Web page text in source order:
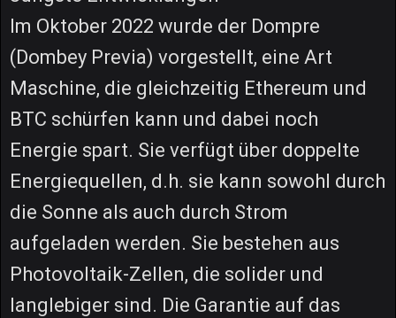
Im Oktober 2022 wurde der Dompre
(Dombey Previa) vorgestellt, eine Art
Maschine, die gleichzeitig Ethereum und
BTC schürfen kann und dabei noch
Energie spart. Sie verfügt über doppelte
Energiequellen, d.h. sie kann sowohl durch
die Sonne als auch durch Strom
aufgeladen werden. Sie bestehen aus
Photovoltaik-Zellen, die solider und
langlebiger sind. Die Garantie auf das